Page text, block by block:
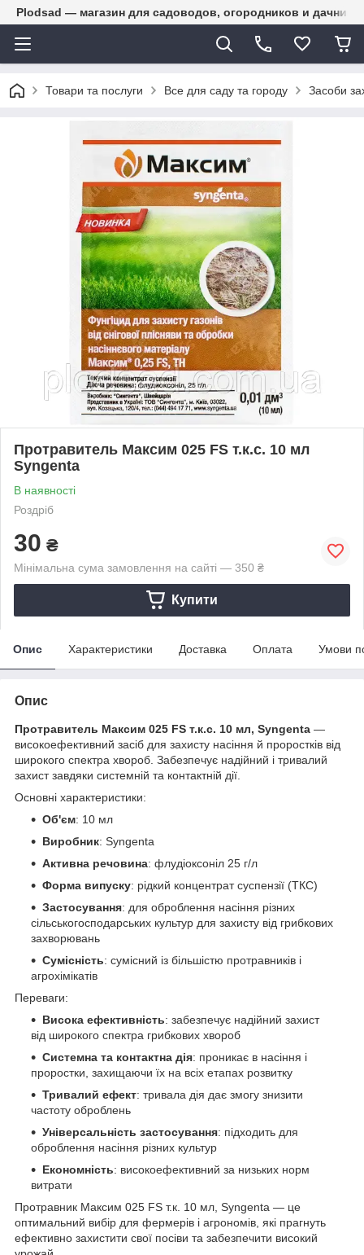
Plodsad — магазин для садоводов, огородников и
Товари та послуги Все для саду та городу Засоби
Протравитель Максим 025 FS т.к.с. 10 мл
Syngenta
В наявності
Роздріб
30 ₴
Мінімальна сума замовлення на сайті — 350 ₴
Купити
Опис Характеристики Доставка Оплата Умови
Опис
Протравитель Максим 025 FS т.к.с. 10 мл, Syngenta —
високоефективний засіб для захисту насіння й проростків від
широкого спектра хвороб. Забезпечує надійний і тривалий
захист завдяки системній та контактній дії.
Основні характеристики:
Об'єм: 10 мл
Виробник: Syngenta
Активна речовина: флудіоксоніл 25 г/л
Форма випуску: рідкий концентрат суспензії (ТКС)
Застосування: для оброблення насіння різних
сільськогосподарських культур для захисту від грибкових
захворювань
Сумісність: сумісний із більшістю протравників і
агрохімікатів
Переваги:
Висока ефективність: забезпечує надійний захист
від широкого спектра грибкових хвороб
Системна та контактна дія: проникає в насіння і
проростки, захищаючи їх на всіх етапах розвитку
Тривалий ефект: тривала дія дає змогу знизити
частоту оброблень
Універсальність застосування: підходить для
оброблення насіння різних культур
Економність: високоефективний за низьких норм
витрати
Протравник Максим 025 FS т.к. 10 мл, Syngenta — це
оптимальний вибір для фермерів і агрономів, які прагнуть
ефективно захистити свої посіви та забезпечити високий